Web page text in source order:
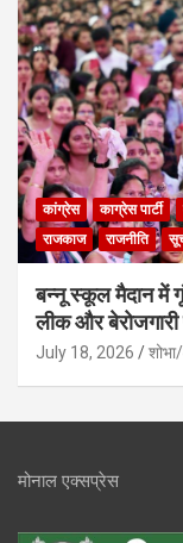
कांग्रेस काग्रेस पार्टी
राजकाज
राजनीति
बन्नू स्कूल मैदान में
लीक और
July 18, 2026
मोनाल एक्सप्रेस